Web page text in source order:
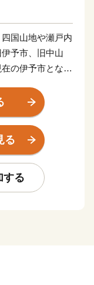
国山地や瀬戸内
予市、旧中山
の伊予市となり
すいまちです。
人の町として栄
物商店までそろ
花火大会が行わ
少し離れた山沿
る
する